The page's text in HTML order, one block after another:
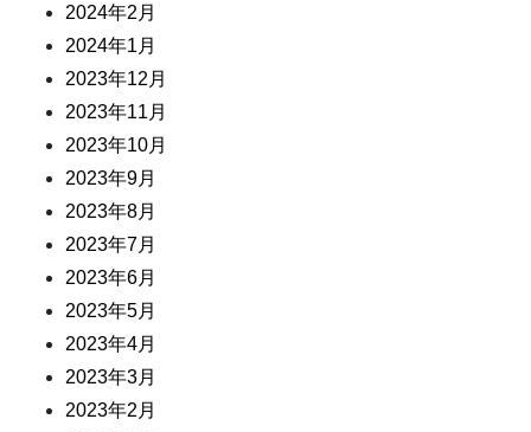
2024年2月
2024年1月
2023年12月
2023年11月
2023年10月
2023年9月
2023年8月
2023年7月
2023年6月
2023年5月
2023年4月
2023年3月
2023年2月